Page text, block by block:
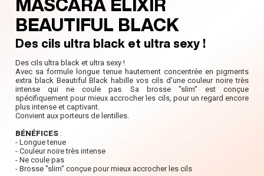
MASCARA ELIXIR
BEAUTIFUL BLACK
Des cils ultra black et ultra sexy !
Des cils ultra black et ultra sexy !
Avec sa formule longue tenue hautement concentrée en pigments
extra black Beautiful Black habille vos cils d'une couleur noire très
intense qui ne coule pas. Sa brosse "slim" est conçue
spécifiquement pour mieux accrocher les cils, pour un regard encore
plus intense et captivant.
Convient aux porteurs de lentilles.
BÉNÉFICES :
- Longue tenue
- Couleur noire très intense
- Ne coule pas
- Brosse "slim" conçue pour mieux accrocher les cils